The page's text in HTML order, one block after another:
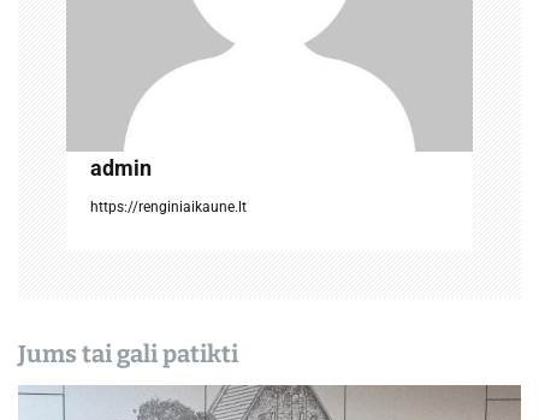
admin
https://renginiaikaune.lt
Jums tai gali patikti